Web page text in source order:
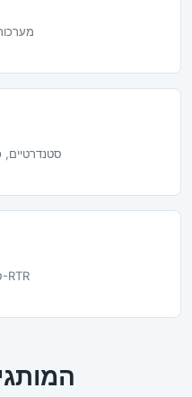
סטנדרטיים,
סירות חשמליות ו-RTR